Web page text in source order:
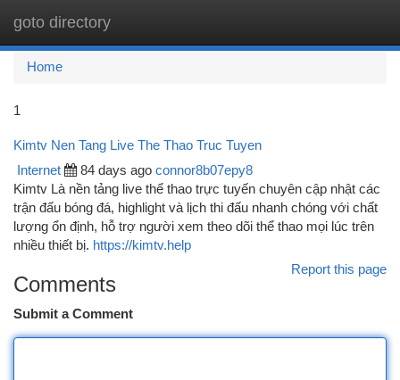
goto directory
Home
1
Kimtv Nen Tang Live The Thao Truc Tuyen
Internet 84 days ago connor8b07epy8
Kimtv Là nền tảng live thể thao trực tuyến chuyên cập nhật các
trận đấu bóng đá, highlight và lịch thi đấu nhanh chóng với chất
lượng ổn định, hỗ trợ người xem theo dõi thể thao mọi lúc trên
nhiều thiết bị. https://kimtv.help
Report this page
Comments
Submit a Comment